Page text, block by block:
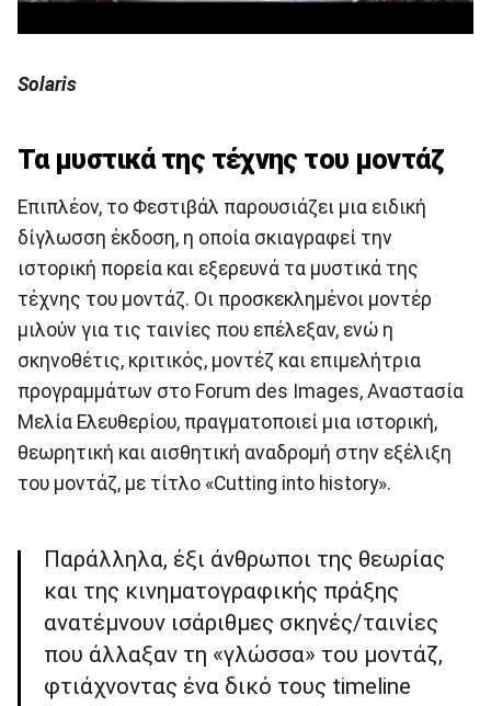
Solaris
Τα μυστικά της τέχνης του μοντάζ
Επιπλέον, το Φεστιβάλ παρουσιάζει μια ειδική
δίγλωσση έκδοση, η οποία σκιαγραφεί την
ιστορική πορεία και εξερευνά τα μυστικά της
τέχνης του μοντάζ. Οι προσκεκλημένοι μοντέρ
μιλούν για τις ταινίες που επέλεξαν, ενώ η
σκηνοθέτις, κριτικός, μοντέζ και επιμελήτρια
προγραμμάτων στο Forum des Images, Αναστασία
Μελία Ελευθερίου, πραγματοποιεί μια ιστορική,
θεωρητική και αισθητική αναδρομή στην εξέλιξη
του μοντάζ, με τίτλο «Cutting into history».
Παράλληλα, έξι άνθρωποι της θεωρίας
και της κινηματογραφικής πράξης
ανατέμνουν ισάριθμες σκηνές/ταινίες
που άλλαξαν τη «γλώσσα» του μοντάζ,
φτιάχνοντας ένα δικό τους timeline